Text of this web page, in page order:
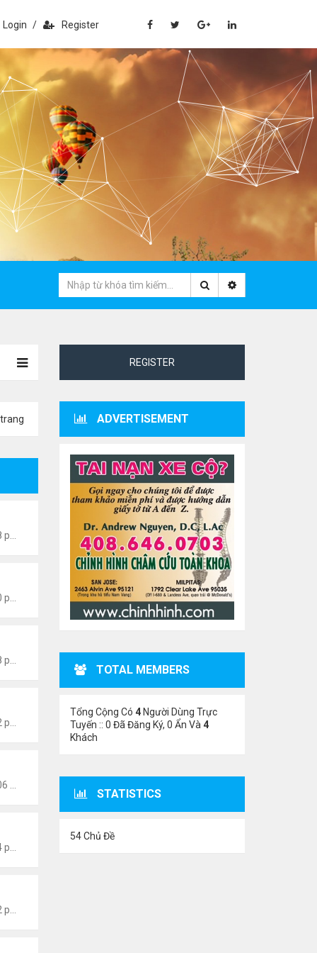
Login / Register
trang
REGISTER
ADVERTISEMENT
TOTAL MEMBERS
Tổng Cộng Có 4Người Dùng Trực
Tuyến :: 0 Đã Đăng Ký, 0 Ẩn Và 4
Khách
STATISTICS
54 Chủ Đề